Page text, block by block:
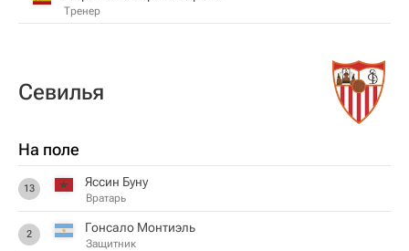
Тренер
Севилья
На поле
13 Яссин Буну
Вратарь
2 Гонсало Монтиэль
Защитник